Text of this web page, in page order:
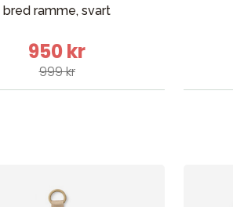
bred ramme, svart
950 kr
999 kr